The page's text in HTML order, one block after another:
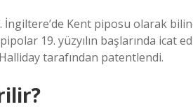
İngiltere’de Kent piposu olarak
19. yüzyılın başlarında icat
tarafından patentlendi.